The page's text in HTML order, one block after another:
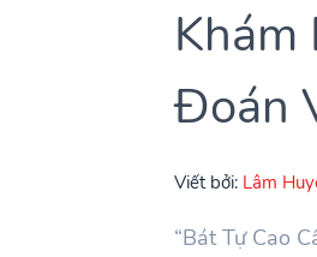
Khám
Đoán
Viết bởi: Lâm
“Bát Tự Cao